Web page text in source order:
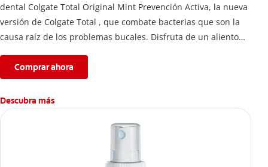
dental Colgate Total Original Mint Prevención Activa, la nueva
versión de Colgate Total , que combate bacterias que son la
causa raíz de los problemas bucales. Disfruta de un aliento
fórmula con desempeño superior**** de la pasta de dientes
Colgate Total que te ofrece 24 horas** de protección
antibacterial.
****Vs crema dental regular con flúor sin ingrediente
**Con el cepillado 2 veces por día y uso continuo por 4
Comprar ahora
Descubra más